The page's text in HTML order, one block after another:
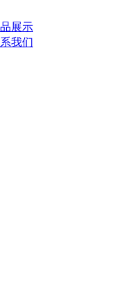
展示
我们